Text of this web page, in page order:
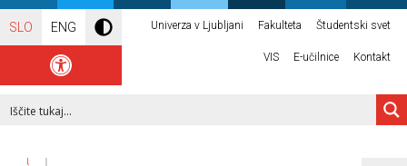
SLO ENG Univerza v Ljubljani Fakulteta Študentski svet
VIS E-učilnice Kontakt